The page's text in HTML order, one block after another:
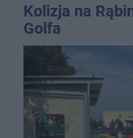
Kolizja na
Golfa